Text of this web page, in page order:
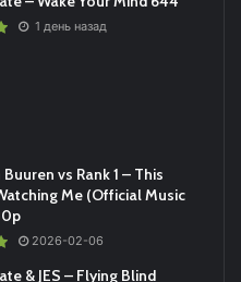
1 день назад
vs Rank 1 – This
Me (Official Music
2026-02-06
& JES – Flying Blind